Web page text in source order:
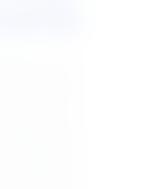
الحرارة في
الحارة
الذي يسقط
بالرياض
ولكن سنتعرف